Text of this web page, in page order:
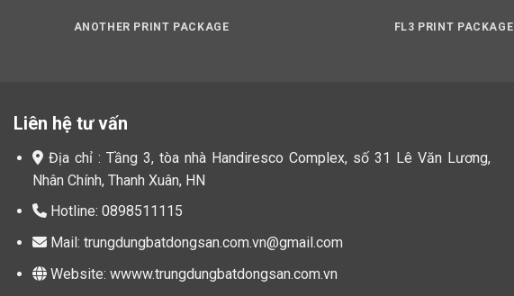
ANOTHER PRINT PACKAGE FL3 PRINT PACKAGE
Liên hệ tư vấn
Địa chỉ : Tầng 3, tòa nhà Handiresco Complex, số 31 Lê Văn Lương,
Nhân Chính, Thanh Xuân, HN
Hotline: 0898511115
Mail: trungdungbatdongsan.com.vn@gmail.com
Website: wwww.trungdungbatdongsan.com.vn